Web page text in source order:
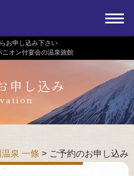
お申し込み下さい
オン付宴会の温泉旅館
申し込み
泉 一條 > ご予約のお申し込み